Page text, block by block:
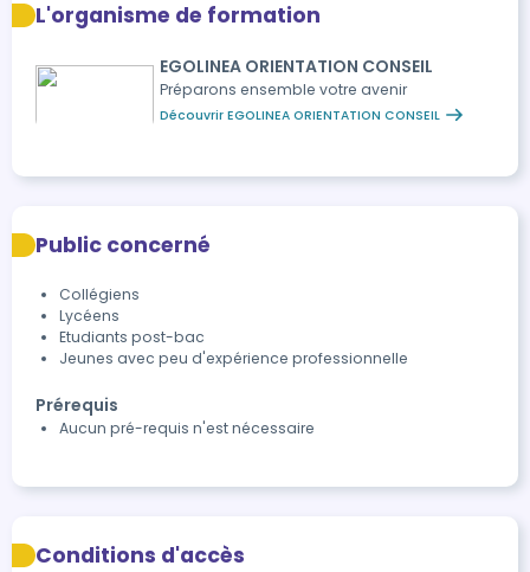
L'organisme de formation
EGOLINEA ORIENTATION CONSEIL
Préparons ensemble votre avenir
Découvrir EGOLINEA ORIENTATION CONSEIL
Public concerné
Collégiens
Lycéens
Etudiants post-bac
Jeunes avec peu d'expérience professionnelle
Prérequis
Aucun pré-requis n'est nécessaire
Conditions d'accès